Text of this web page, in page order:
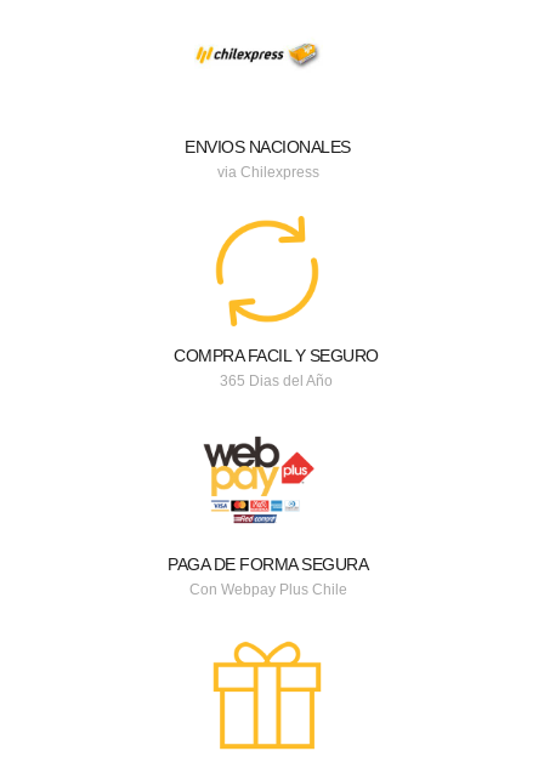
ENVIOS NACIONALES
via Chilexpress
COMPRA FACIL Y SEGURO
365 Dias del Año
PAGA DE FORMA SEGURA
Con Webpay Plus Chile